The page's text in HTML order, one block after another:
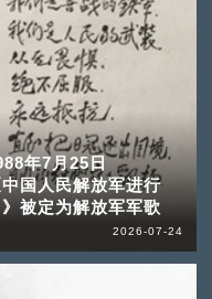
年7月25日
中国人民解放军进行
》被定为解放军军歌
2026-07-24